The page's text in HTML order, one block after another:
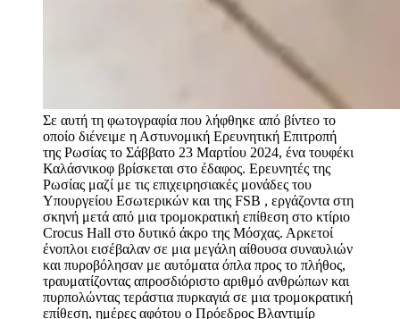
Σε αυτή τη φωτογραφία που λήφθηκε από βίντεο το
οποίο διένειμε η Αστυνομική Ερευνητική Επιτροπή
της Ρωσίας το Σάββατο 23 Μαρτίου 2024, ένα τουφέκι
Καλάσνικοφ βρίσκεται στο έδαφος. Ερευνητές της
Ρωσίας μαζί με τις επιχειρησιακές μονάδες του
Υπουργείου Εσωτερικών και της FSB , εργάζοντα στη
σκηνή μετά από μια τρομοκρατική επίθεση στο κτίριο
Crocus Hall στο δυτικό άκρο της Μόσχας. Αρκετοί
ένοπλοι εισέβαλαν σε μια μεγάλη αίθουσα συναυλιών
και πυροβόλησαν με αυτόματα όπλα προς το πλήθος,
τραυματίζοντας απροσδιόριστο αριθμό ανθρώπων και
πυρπολώντας τεράστια πυρκαγιά σε μια τρομοκρατική
επίθεση, ημέρες αφότου ο Πρόεδρος Βλαντιμίρ